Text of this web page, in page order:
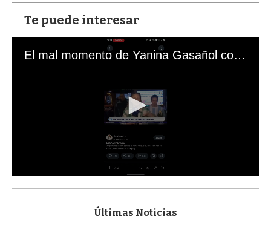
Te puede interesar
El mal momento de Yanina Gasañol con un hincha argentino en "Subrayado"
s
Últimas Noticias